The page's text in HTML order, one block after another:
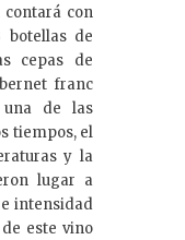
contará con
botellas de
cepas de
franc
de las
tiempos, el
y la
lugar a
intensidad
este vino